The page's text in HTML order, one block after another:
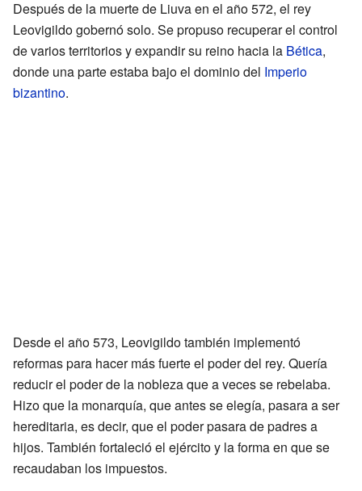
Después de la muerte de Liuva en el año 572, el rey
Leovigildo gobernó solo. Se propuso recuperar el control
de varios territorios y expandir su reino hacia la Bética,
donde una parte estaba bajo el dominio del Imperio
bizantino.
Desde el año 573, Leovigildo también implementó
reformas para hacer más fuerte el poder del rey. Quería
reducir el poder de la nobleza que a veces se rebelaba.
Hizo que la monarquía, que antes se elegía, pasara a ser
hereditaria, es decir, que el poder pasara de padres a
hijos. También fortaleció el ejército y la forma en que se
recaudaban los impuestos.